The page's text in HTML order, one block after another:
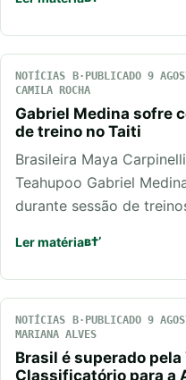
NOTÍCIAS PUBLICADO 9
CAMILA ROCHA
Gabriel Medina sofre
de treino no Taiti
Brasileira Maya
Teahupoo Gabriel
durante sessão de
Ler matéria
NOTÍCIAS PUBLICADO 9
MARIANA ALVES
Brasil é superado
Classificatório para a